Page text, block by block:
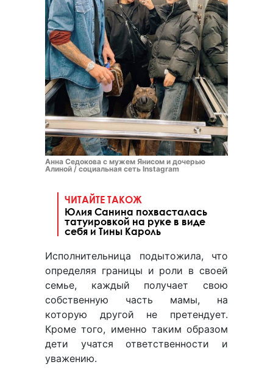
Анна Седокова с мужем Янисом и дочерью
Алиной / социальная сеть Instagram
ЧИТАЙТЕ ТАКОЖ
Юлия Санина похвасталась
татуировкой на руке в виде
себя и Тины Кароль
Исполнительница подытожила, что
определяя границы и роли в своей
семье, каждый получает свою
собственную часть мамы, на
которую другой не претендует.
Кроме того, именно таким образом
дети учатся ответственности и
уважению.